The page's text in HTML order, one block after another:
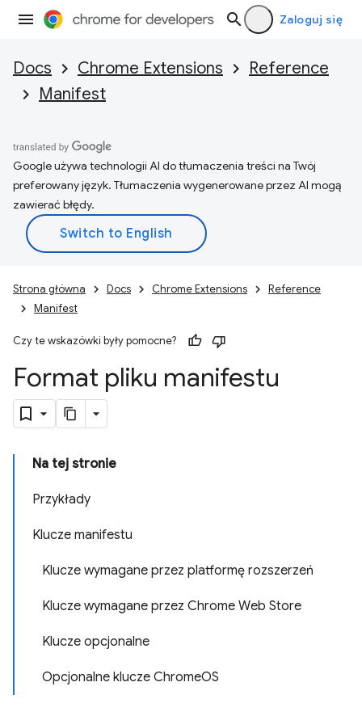
Zaloguj się
Docs Chrome Extensions
Reference
Manifest
Google używa technologii AI do tłumaczenia treści na Twój
preferowany język. Tłumaczenia wygenerowane przez AI mogą
zawierać błędy.
Strona główna Docs Chrome Extensions
Reference
Manifest
Czy te wskazówki były pomocne?
Format pliku manifestu
Na tej stronie
Przykłady
Klucze manifestu
Klucze wymagane przez platformę rozszerzeń
Klucze wymagane przez Chrome Web Store
Klucze opcjonalne
Opcjonalne klucze ChromeOS